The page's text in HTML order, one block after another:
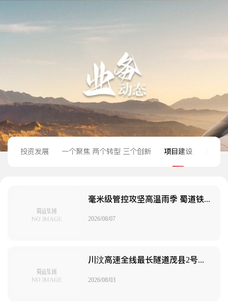
投资发展 一个聚焦 两个转型 三个创新 项目建设 经营
毫米级管控攻坚高温雨季 蜀道铁路运营集团参与投资的成渝中线高铁织密西部高铁交通网
2026/08/07
川汶高速全线最长隧道茂县2号隧道2#斜井顺利进洞
2026/08/03